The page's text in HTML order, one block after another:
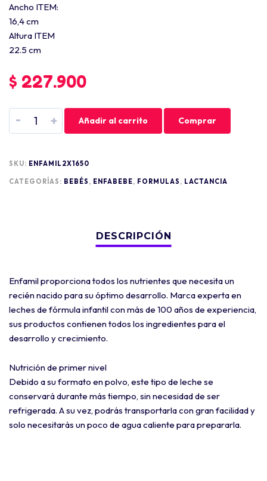
Ancho ITEM:
16,4 cm
Altura ITEM
22.5 cm
$ 227.900
- + Añadir al carrito Comprar
SKU: ENFAMIL2X1650
CATEGORÍAS: BEBÉS , ENFABEBE, FORMULAS , LACTANCIA
Enfamil proporciona todos los nutrientes que necesita un
recién nacido para su óptimo desarrollo. Marca experta en
leches de fórmula infantil con más de 100 años de experiencia,
sus productos contienen todos los ingredientes para el
desarrollo y crecimiento.
Nutrición de primer nivel
Debido a su formato en polvo, este tipo de leche se
conservará durante más tiempo, sin necesidad de ser
refrigerada. A su vez, podrás transportarla con gran facilidad y
solo necesitarás un poco de agua caliente para prepararla.